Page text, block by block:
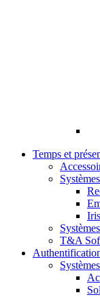
Temps et
Iris
T&A